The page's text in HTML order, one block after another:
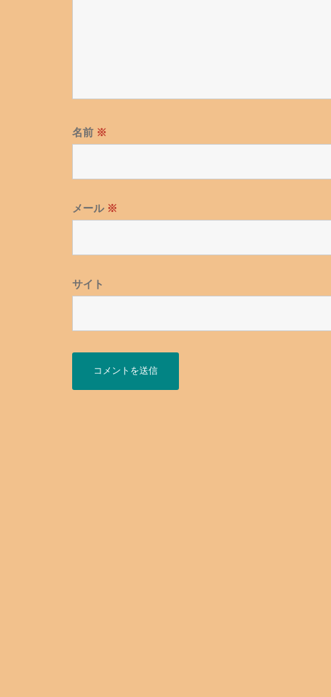
名前 ※
メール ※
サイト